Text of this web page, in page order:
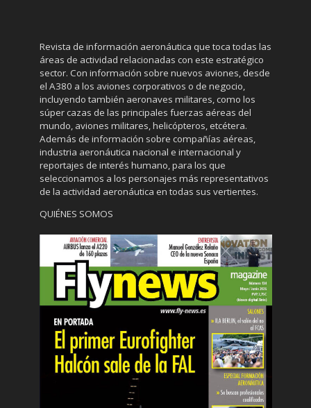
Revista de información aeronáutica que toca todas las
áreas de actividad relacionadas con este estratégico
sector. Con información sobre nuevos aviones, desde
el A380 a los aviones corporativos o de negocio,
incluyendo también aeronaves militares, como los
súper cazas de las principales fuerzas aéreas del
mundo, aviones militares, helicópteros, etcétera.
Además de información sobre compañías aéreas,
industria aeronáutica nacional e internacional y
reportajes de interés humano, para los que
seleccionamos a los personajes más representativos
de la actividad aeronáutica en todas sus vertientes.
QUIÉNES SOMOS